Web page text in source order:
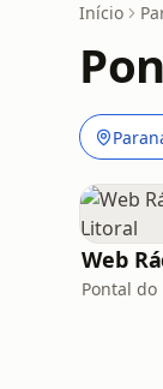
Início
Pontal do